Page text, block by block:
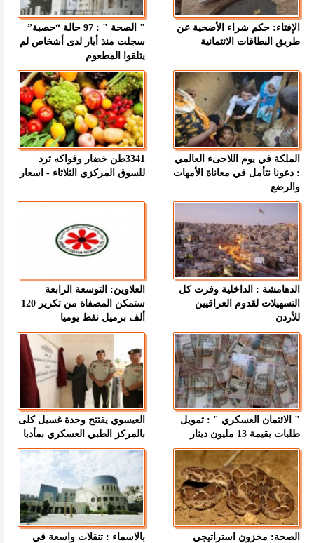
الإفتاء: حكم شراء الأضحية عن
طريق البطاقات الائتمانية
" الصحة " : 97 حالة “حصبة”
سجلت منذ أيار لدى أشخاص لم
يتلقوا المطعوم
الملكة في يوم اللاجىء العالمي
: دعونا نتأمل في معاناة الأمهات
والرضع
3341طن خضار وفواكه ترد
للسوق المركزي الثلاثاء - اسعار
الدهامشة : الداخلية وفرت كل
التسهيلات لقدوم العراقيين
للأردن
العلاوين: التوسعة الرابعة
ستمكن المصفاة من تكرير 120
ألف برميل نفط يوميا
" الائتمان العسكري " : تمويل
طلبات بقيمة 13 مليون دينار
العيسوي يفتتح وحدة غسيل كلى
بالمركز الطبي العسكري بمأدبا
الصحة: مخزون استراتيجي
بالاسماء : تنقلات واسعة في